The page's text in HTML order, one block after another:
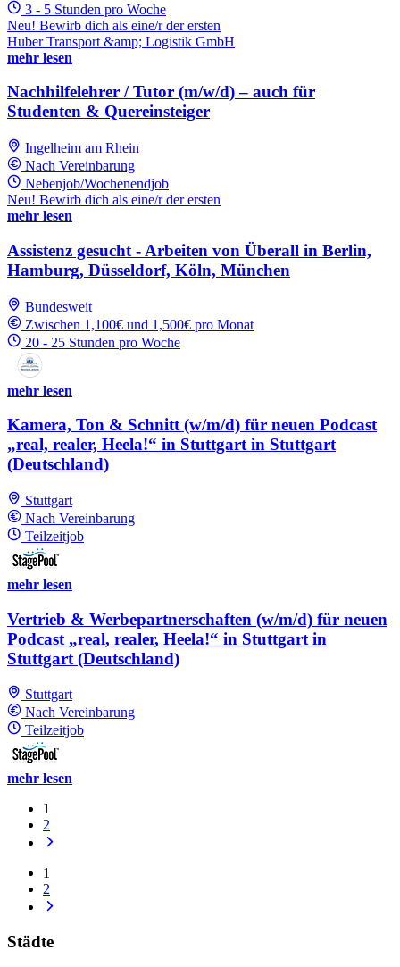
3 - 5 Stunden pro Woche
Neu! Bewirb dich als eine/r der ersten
Huber Transport &amp; Logistik GmbH
mehr lesen
Nachhilfelehrer / Tutor (m/w/d) – auch für
Studenten & Quereinsteiger
Ingelheim am Rhein
Nach Vereinbarung
Nebenjob/Wochenendjob
Neu! Bewirb dich als eine/r der ersten
mehr lesen
Assistenz gesucht - Arbeiten von Überall in Berlin,
Hamburg, Düsseldorf, Köln, München
Bundesweit
Zwischen 1,100€ und 1,500€ pro Monat
20 - 25 Stunden pro Woche
mehr lesen
Kamera, Ton & Schnitt (w/m/d) für neuen Podcast
„real, realer, Heela!“ in Stuttgart in Stuttgart
(Deutschland)
Stuttgart
Nach Vereinbarung
Teilzeitjob
mehr lesen
Vertrieb & Werbepartnerschaften (w/m/d) für neuen
Podcast „real, realer, Heela!“ in Stuttgart in
Stuttgart (Deutschland)
Stuttgart
Nach Vereinbarung
Teilzeitjob
mehr lesen
1
2
1
2
Städte